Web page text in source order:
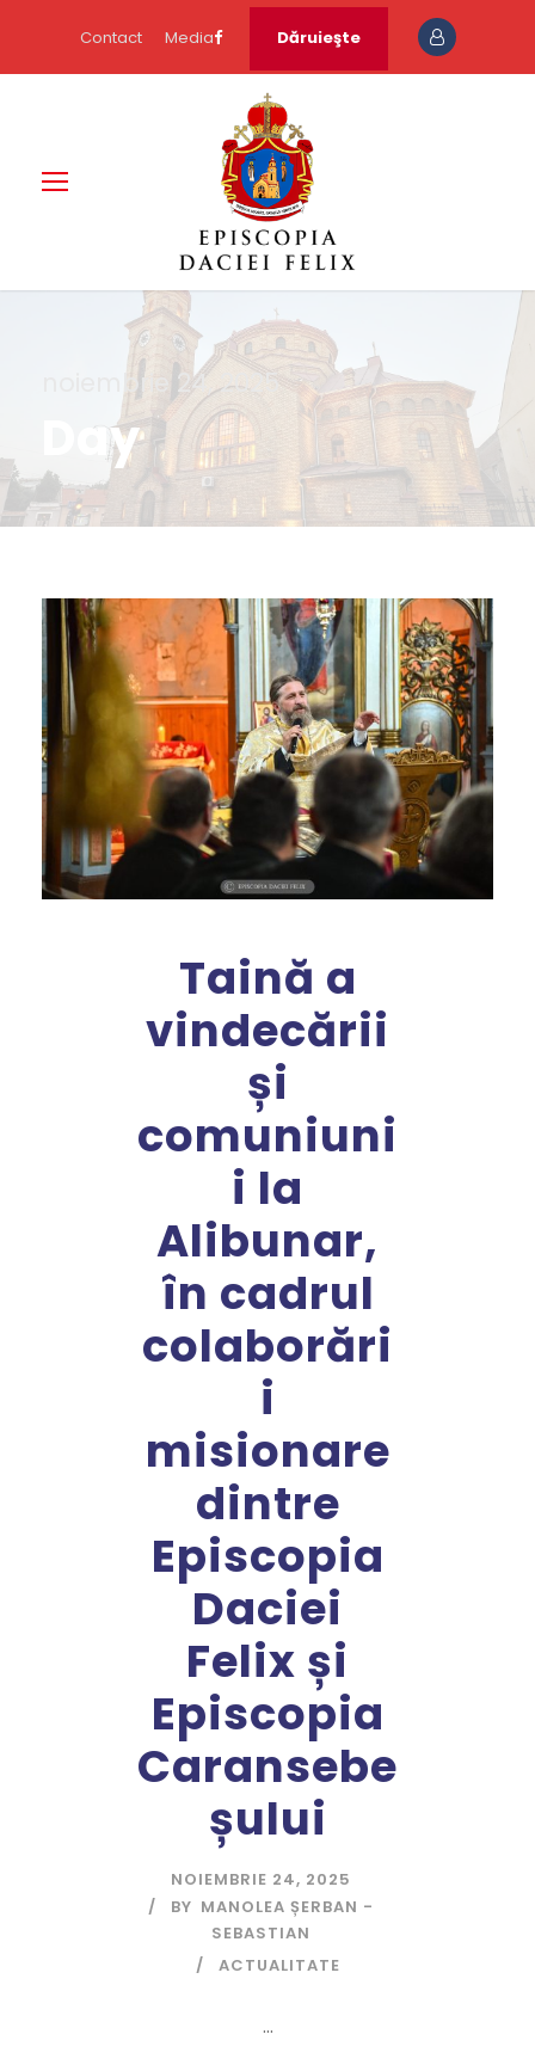
Contact Media Dăruieşte
noiembrie 24, 2025
Day
Taină a
vindecării
și
comuniuni
i la
Alibunar,
în cadrul
colaborări
i
misionare
dintre
Episcopia
Daciei
Felix și
Episcopia
Caransebe
șului
NOIEMBRIE 24, 2025
BY MANOLEA ȘERBAN -
SEBASTIAN
ACTUALITATE
...